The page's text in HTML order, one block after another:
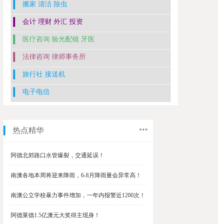
搬家 清洁 除虫
会计 理财 外汇 投资
医疗咨询 验光配镜 牙医
法律咨询 律师事务所
旅行社 接送机
电子电信
热点精华
阿德北郊路口水管爆裂，交通延误！
南澳各地本周将迎来降雨，6-8月降雨量会异常高！
南澳公立学校暴力事件增加，一年内报警近1200次！
阿德莱德1.5亿澳元大奖得主现身！